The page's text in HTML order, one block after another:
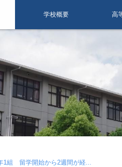
学校概要
いじめ防止基本方針
よりよい高校生活をおくるために
部局活動に係る活動方針
気象警報への対応について
大規模災害時の対応について
高
1組 留学開始から2週間が経...